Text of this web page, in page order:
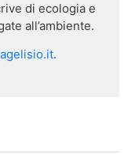
di ecologia e
all’ambiente.
.